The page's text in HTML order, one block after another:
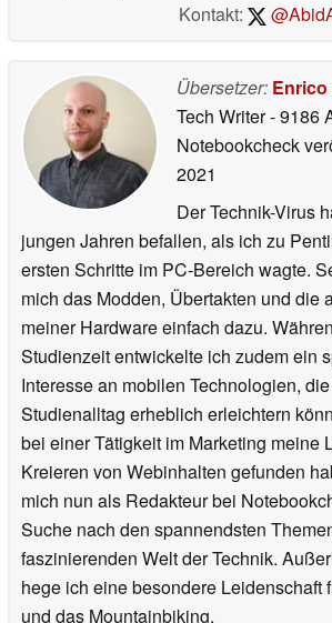
Kontakt:
Übersetzer: Enrico
Tech Writer- 9186
Notebookcheck
2021
Der Technik-Virus
jungen Jahren befallen, als ich zu
ersten Schritte im PC-Bereich wagte.
mich das Modden, Übertakten und die
meiner Hardware einfach dazu.
Studienzeit entwickelte ich zudem ein
Interesse an mobilen Technologien,
Studienalltag erheblich erleichtern
bei einer Tätigkeit im Marketing meine
Kreieren von Webinhalten gefunden
mich nun als Redakteur bei
Suche nach den spannendsten
faszinierenden Welt der Technik.
hege ich eine besondere Leidenschaft
und das Mountainbiking.